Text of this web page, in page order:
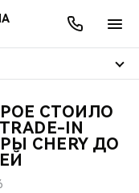
СТОИЛО
IN
CHERY ДО